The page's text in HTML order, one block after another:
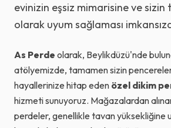
evinizin eşsiz mimarisine ve sizin
olarak uyum sağlaması
As Perde olarak, Beylikdüzü'nde
atölyemizde, tamamen sizin
hayallerinize hitap eden özel dikim
hizmeti sunuyoruz. Mağazalardan
perdeler, genellikle tavan yüksekliğine